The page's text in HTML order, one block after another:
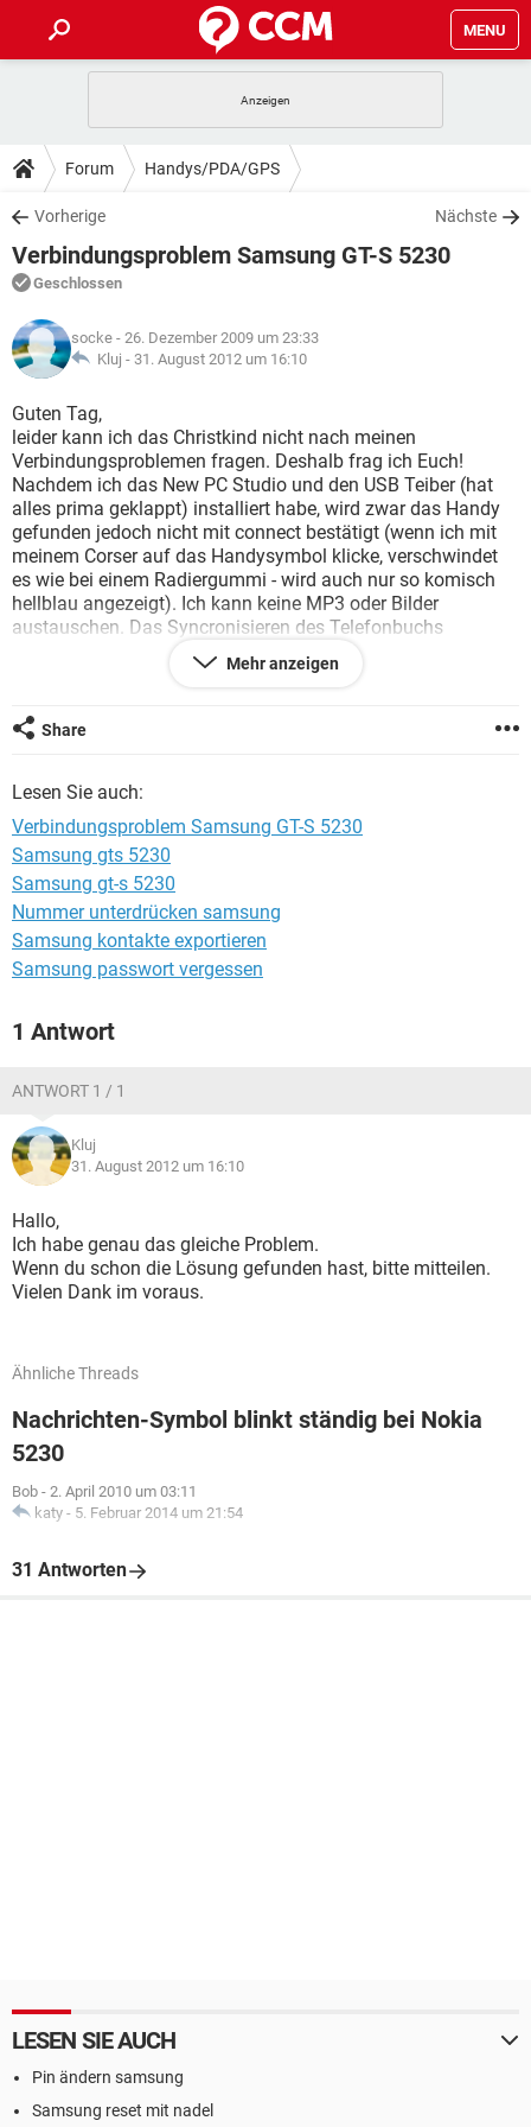
MENU
ANDROID IOS
WINDOWS 10
WHATSAPP TIKTOK
FACEBOOK
TIPPS & TRICKS
SPIELE STREAMING
WINDOWS 10
WHATSAPP
FACEBOOK HARDWARE
DOWNLOADS
SPIELE STREAMING
ANDROID
WINDOWS 10 INSTAGRAM
WHATSAPP
FACEBOOK
FORUM
SPIELE
ANDROID IOS
WHATSAPP TIKTOK
FACEBOOK HARDWARE
LEXIKON
SPIELE
ANDROID
WINDOWS 10 INSTAGRAM
WHATSAPP TIKTOK
FACEBOOK HARDWARE
Forum Handys/PDA/GPS
Vorherige Nächste
Verbindungsproblem Samsung GT-S 5230
Geschlossen
socke - 26. Dezember 2009 um 23:33
Kluj - 31. August 2012 um 16:10
Guten Tag,
leider kann ich das Christkind nicht nach meinen
Verbindungsproblemen fragen. Deshalb frag ich Euch!
Nachdem ich das New PC Studio und den USB Teiber (hat
alles prima geklappt) installiert habe, wird zwar das Handy
gefunden jedoch nicht mit connect bestätigt (wenn ich mit
meinem Corser auf das Handysymbol klicke, verschwindet
es wie bei einem Radiergummi - wird auch nur so komisch
hellblau angezeigt). Ich kann keine MP3 oder Bilder
austauschen. Das Syncronisieren des Telefonbuchs
funktioniert jedoch. Da ich kein PC Profi bin, ist mein Latein
am Ende. Kann mir vielleicht jemand einen Tipp geben?
Mehr anzeigen
Share
Lesen Sie auch:
Verbindungsproblem Samsung GT-S 5230
Samsung gts 5230
Samsung gt-s 5230
Nummer unterdrücken samsung
Samsung kontakte exportieren
Samsung passwort vergessen
1 Antwort
ANTWORT 1 / 1
Kluj
31. August 2012 um 16:10
Hallo,
Ich habe genau das gleiche Problem.
Wenn du schon die Lösung gefunden hast, bitte mitteilen.
Vielen Dank im voraus.
Ähnliche Threads
Nachrichten-Symbol blinkt ständig bei Nokia
5230
Bob - 2. April 2010 um 03:11
katy - 5. Februar 2014 um 21:54
31 Antworten
LESEN SIE AUCH
Pin ändern samsung
Samsung reset mit nadel